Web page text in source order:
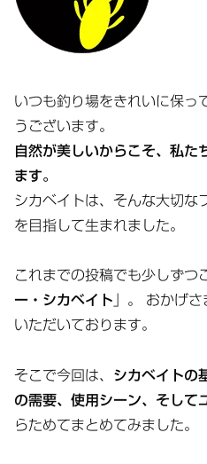
いつも釣り場をきれいに保っ
うございます。
自然が美しいからこそ、私た
ます。
シカベイトは、そんな大切な
を目指して生まれました。
これまでの投稿でも少しずつ
ー・シカベイト 」。 おかげ
いただいております。
そこで今回は、 シカベイトの
の需要、使用シーン、そして
らためてまとめてみました。